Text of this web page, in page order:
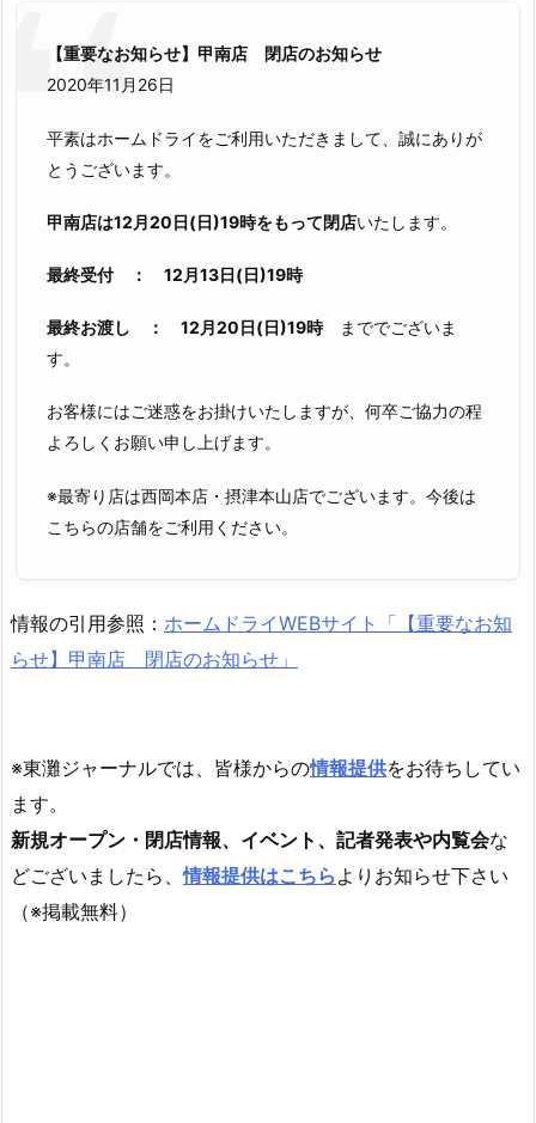
【重要なお知らせ】甲南店 閉店のお知らせ
2020年11月26日
平素はホームドライをご利用いただきまして、誠にありが
とうございます。
甲南店は12月20日(日)19時をもって閉店いたします。
最終受付 ： 12月13日(日)19時
最終お渡し ： 12月20日(日)19時まででございま
す。
お客様にはご迷惑をお掛けいたしますが、何卒ご協力の程
よろしくお願い申し上げます。
※最寄り店は西岡本店・摂津本山店でございます。今後は
こちらの店舗をご利用ください。
情報の引用参照： ホームドライWEBサイト「【重要なお知
らせ】甲南店 閉店のお知らせ」
※東灘ジャーナルでは、皆様からの情報提供をお待ちしてい
ます。
新規オープン・閉店情報、イベント、記者発表や内覧会な
どございましたら、情報提供はこちら よりお知らせ下さい
（※掲載無料）